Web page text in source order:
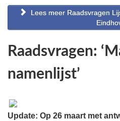
Lees meer Raadsvragen
Raadsvragen:
namenlijst’
Update: Op 26 maart met